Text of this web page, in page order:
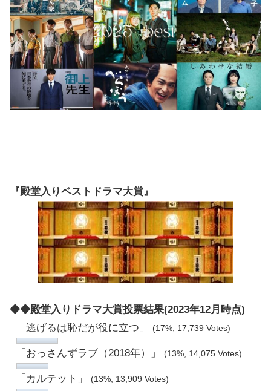
『殿堂入りベストドラマ大賞』
◆◆殿堂入りドラマ大賞投票結果(2023年12月時点)
「逃げるは恥だが役に立つ」
(17%, 17,739 Votes)
「おっさんずラブ（2018年）」 (13%, 14,075 Votes)
「カルテット」 (13%, 13,909 Votes)